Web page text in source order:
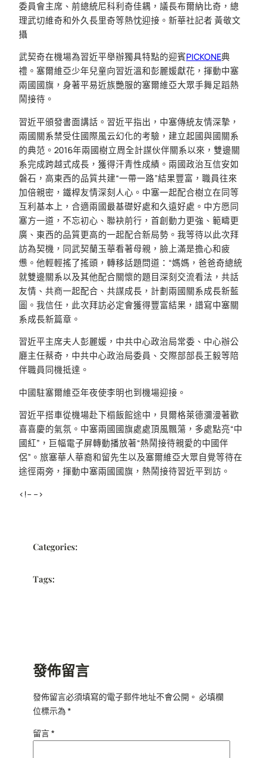
委員會主席、前總統尼科利奇佳耦，議長布爾納比奇，總
理武切維奇和外久長里奇等熱忱迎接。新華社記者 黃敬文
攝
武契奇在機場為習近平舉辦獨具特點的迎賓PICKONE典
禮。塞爾維亞少年兒童向習近溫和彭麗媛獻花，揮動中塞
兩國國旗，身著平易近族艷服的塞爾維亞大眾手舞足蹈熱
鬧接待。
習近平頒發書面講話。習近平指出，中塞傳統友情深摯，
兩國關系禁受住國際風云幻化的考驗，建立起國與國關系
的典范。2016年兩國樹立周全計謀伙伴關系以來，雙邊關
系完成跨越式成長，獲得汗青性成績。兩國政治互信安如
磐石，高東西的品質共建“一帶一路”結果豐富，職員往來
加倍親密，鐵桿友情深刻人心。中塞一起配合樹立在同等
互利基本上，合適兩國最基礎好處和久遠好處。中方愿同
塞方一道，不忘初心、聯袂前行，首創動力更強、範疇更
廣、東西的品質更高的一起配合新局勢。我等待以此次拜
訪為契機，同武契蘭玉華看著母親，臉上滿是擔心和疲
憊。他輕輕搖了搖頭，轉移話題問道：“媽媽，爸爸奇總統
就雙邊關系以及其他配合關懷的題目深刻交流看法，共話
友情、共商一起配合、共謀成長，計劃兩國關系成長新藍
圖。我信任，此次拜訪必定會獲得豐富結果，譜寫中塞關
系成長新篇章。
習近平主席夫人彭麗媛，中共中心政治局常委、中心辦公
廳主任蔡奇，中共中心政治局委員、交際部部長王毅等陪
伴職員同機抵達。
中國駐塞爾維亞年夜使李明也到機場迎接。
習近平搭車從機場赴下榻飯館途中，貝爾格萊德瀰漫著歡
喜喜慶的氣氛。中塞兩國國旗處處頂風飄蕩，多處點亮“中
國紅”，巨幅電子屏轉動播放著“熱鬧接待親愛的中國伴
侶”。旅塞華人華裔和留先生以及塞爾維亞大眾自覺等待在
途徑兩旁，揮動中塞兩國國旗，熱鬧接待習近平到訪。
<!– –>
Categories:
Tags:
發佈留言
發佈留言必須填寫的電子郵件地址不會公開。 必填欄
位標示為*
留言*